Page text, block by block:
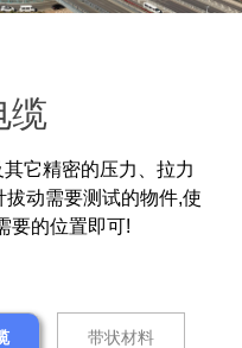
缆
它精密的压力、拉力
动需要测试的物件,使
要的位置即可!
带状材料